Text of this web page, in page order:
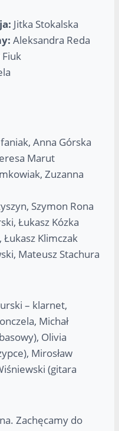
Jitka Stokalska
Aleksandra Reda
Anna Górska
Marut
Zuzanna
Szymon Rona
Łukasz Kózka
Łukasz Klimczak
Mateusz Stachura
– klarnet,
Michał
Olivia
Mirosław
(gitara
Zachęcamy do